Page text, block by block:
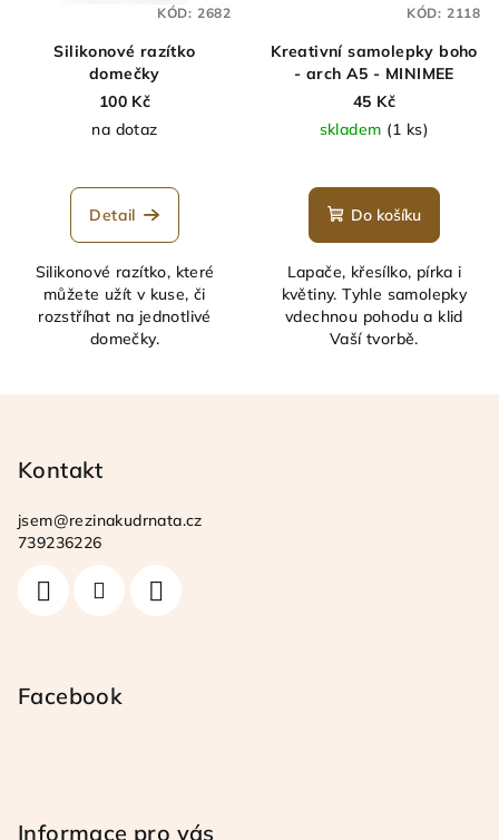
Silikonové razítko
domečky
100 Kč
na dotaz
Detail
Silikonové razítko, které
můžete užít v kuse, či
rozstříhat na jednotlivé
domečky.
KÓD: 2682
Kreativní samolepky boho
- arch A5 - MINIMEE
45 Kč
skladem (1 ks)
Do košíku
Lapače, křesílko, pírka i
květiny. Tyhle samolepky
vdechnou pohodu a klid
Vaší tvorbě.
KÓD: 2118
Kontakt
jsem@rezinakudrnata.cz
739236226
Facebook
Informace pro vás